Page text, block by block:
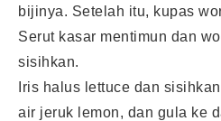
bijinya. Setelah itu, kupas
Serut kasar mentimun dan
sisihkan.
Iris halus lettuce dan
air jeruk lemon, dan gula ke